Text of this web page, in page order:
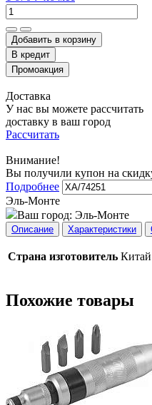
Добавить в корзину
Доставка
У нас вы можете рассчитать
доставку в ваш город
Рассчитать
Внимание!
Вы получили купон на
Подробнее
Эль-Монте
Ваш город: Эль-Монте
Описание Характеристики
Страна изготовитель Китай
Похожие товары